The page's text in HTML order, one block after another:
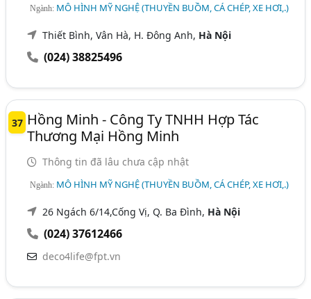
Ngành: MÔ HÌNH MỸ NGHỆ (THUYỀN BUỒM, CÁ CHÉP, XE HƠI,.)
Thiết Bình, Vân Hà, H. Đông Anh, Hà Nội
(024) 38825496
37 Hồng Minh - Công Ty TNHH Hợp Tác
Thương Mại Hồng Minh
Thông tin đã lâu chưa cập nhật
Ngành: MÔ HÌNH MỸ NGHỆ (THUYỀN BUỒM, CÁ CHÉP, XE HƠI,.)
26 Ngách 6/14,Cống Vị, Q. Ba Đình, Hà Nội
(024) 37612466
deco4life@fpt.vn